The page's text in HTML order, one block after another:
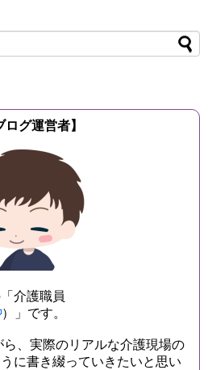
出入
し
ログ運営者】
介護職員
）」です。
、実際のリアルな介護現場の
に書き綴っていきたいと思い